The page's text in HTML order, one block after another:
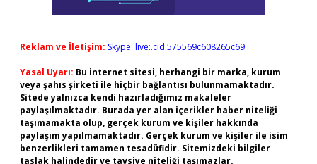
Reklam ve İletişim: Skype: live:.cid.575569c608265c69
Yasal Uyarı: Bu internet sitesi, herhangi bir marka, kurum
veya şahıs şirketi ile hiçbir bağlantısı bulunmamaktadır.
Sitede yalnızca kendi hazırladığımız makaleler
paylaşılmaktadır. Burada yer alan içerikler haber niteliği
taşımamakta olup, gerçek kurum ve kişiler hakkında
paylaşım yapılmamaktadır. Gerçek kurum ve kişiler ile isim
benzerlikleri tamamen tesadüfidir. Sitemizdeki bilgiler
taslak halindedir ve tavsiye niteliği taşımazlar.